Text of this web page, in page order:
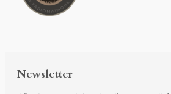
Newsletter